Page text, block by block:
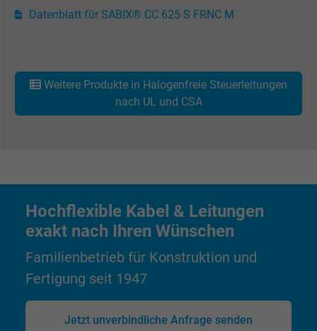
Datenblatt für SABIX® CC 625 S FRNC M
Weitere Produkte in Halogenfreie Steuerleitungen
nach UL und CSA
Hochflexible Kabel & Leitungen
exakt nach Ihren Wünschen
Familienbetrieb für Konstruktion und
Fertigung seit 1947
Jetzt unverbindliche Anfrage senden